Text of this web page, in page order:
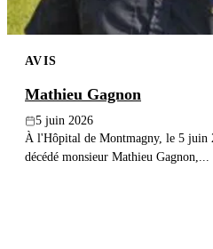
AVIS
Mathieu Gagnon
5 juin 2026
À l'Hôpital de Montmagny, le 5 juin
décédé monsieur Mathieu Gagnon,...